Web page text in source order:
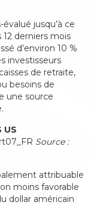
jusqu’à ce
derniers mois
d’environ 10 %
investisseurs
de retraite,
besoins de
une source
US
Source :
attribuable
moins favorable
dollar américain